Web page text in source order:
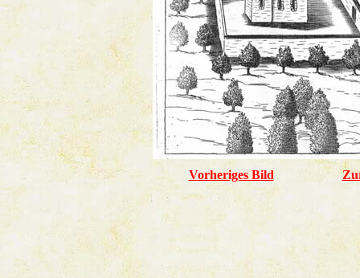
Vorheriges Bild